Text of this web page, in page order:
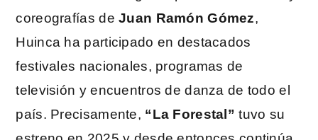
coreografías deJuan Ramón Gómez,
Huinca ha participado en destacados
festivales nacionales, programas de
televisión y encuentros de danza de todo el
país. Precisamente, “La Forestal” tuvo su